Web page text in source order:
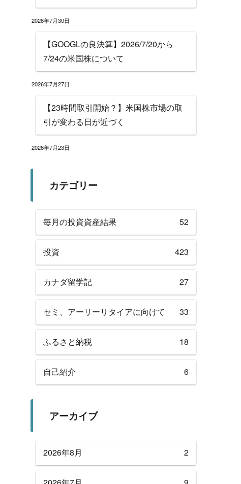
2026年7月30日
【GOOGLの良決算】2026/7/20から
7/24の米国株について
2026年7月27日
【23時間取引開始？】米国株市場の取
引が変わる日が近づく
2026年7月23日
カテゴリー
毎月の投資資産結果 52
投資 423
カナダ留学記 27
セミ、アーリーリタイアに向けて 33
ふるさと納税 18
自己紹介 6
アーカイブ
2026年8月 2